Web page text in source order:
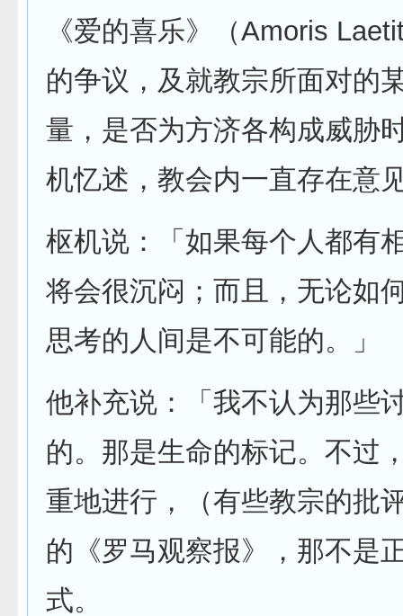
《爱的喜乐》（Amoris
的争议，及就教宗所面对的
量，是否为方济各构成威胁
机忆述，教会内一直存在意
枢机说：「如果每个人都有
将会很沉闷；而且，无论如
思考的人间是不可能的。」
他补充说：「我不认为那些
的。那是生命的标记。不过
重地进行，（有些教宗的批
的《罗马观察报》，那不是
式。